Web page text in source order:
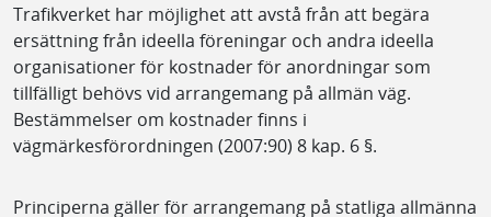
Trafikverket har möjlighet att avstå från att begära
ersättning från ideella föreningar och andra ideella
organisationer för kostnader för anordningar som
tillfälligt behövs vid arrangemang på allmän väg.
Bestämmelser om kostnader finns i
vägmärkesförordningen (2007:90) 8 kap. 6 §.
Principerna gäller för arrangemang på statliga allmänna